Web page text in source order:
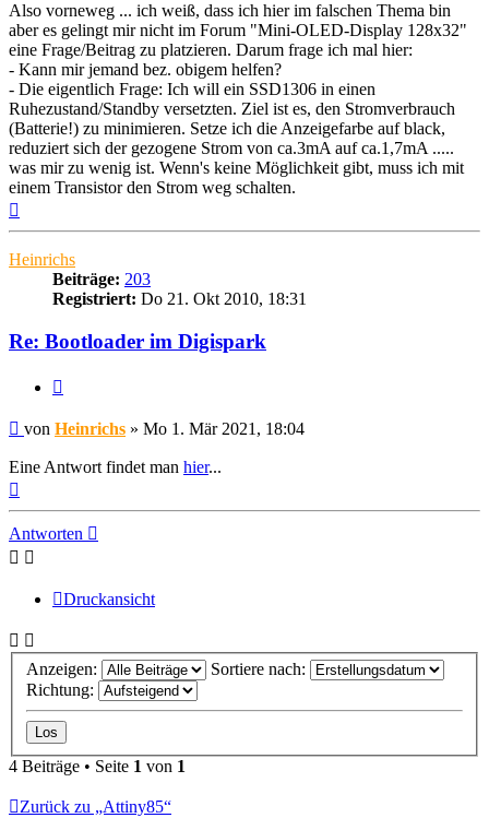
Also vorneweg ... ich weiß, dass ich hier im falschen Thema bin
aber es gelingt mir nicht im Forum "Mini-OLED-Display 128x32"
eine Frage/Beitrag zu platzieren. Darum frage ich mal hier:
- Kann mir jemand bez. obigem helfen?
- Die eigentlich Frage: Ich will ein SSD1306 in einen
Ruhezustand/Standby versetzten. Ziel ist es, den Stromverbrauch
(Batterie!) zu minimieren. Setze ich die Anzeigefarbe auf black,
reduziert sich der gezogene Strom von ca.3mA auf ca.1,7mA .....
was mir zu wenig ist. Wenn's keine Möglichkeit gibt, muss ich mit
einem Transistor den Strom weg schalten.
Heinrichs
Beiträge: 203
Registriert: Do 21. Okt 2010, 18:31
Re: Bootloader im Digispark
Beitrag
von Heinrichs » Mo 1. Mär 2021, 18:04
Eine Antwort findet man hier...
Antworten
Druckansicht
Anzeigen:
Sortiere nach:
Richtung:
4 Beiträge • Seite 1 von 1
Zurück zu „Attiny85“